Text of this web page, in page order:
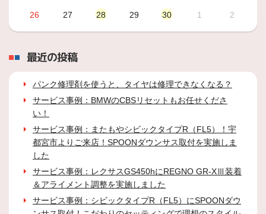
26 27 28 29 30 1 2
最近の投稿
パンク修理剤を使うと、タイヤは修理できなくなる？
サービス事例：BMWのCBSリセットもお任せくださ
い！
サービス事例：またもやシビックタイプR（FL5）！宇
都宮市よりご来店！SPOONダウンサス取付を実施しま
した
サービス事例：レクサスGS450hにREGNO GR-XⅢ装着
＆アライメント調整を実施しました
サービス事例：シビックタイプR（FL5）にSPOONダウ